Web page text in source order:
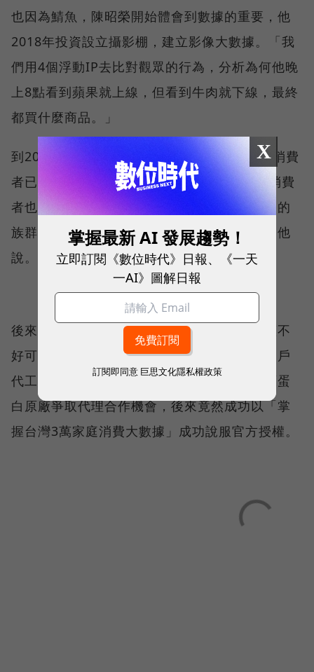
也因為鯖魚，陳昭榮開始體會到數據的重要，他
2018年投資設立攝影棚，建立影像大數據。「我
們用4個浮動IP去比對觀眾的行為，分析為何他晚
上8點看到蘋果就上線，但看到牛肉就下線，最終
都買什麼商品。」
到2018～2019年，陳昭榮從數據發現，主力消費
者已經擴張到34～55歲，顯示年齡大一層的消費
者也開始使用智慧手機上網，過去看電視購物的
族群逐漸轉往看網路直播，「商機變大了！」他
說。
後來觀眾也開始問：「除了鯖魚很健康，膝蓋不
好可以吃什麼？」也讓他想起當年幫直銷業客戶
代工健康食品是門好生意，他轉而向日本膠原蛋
白原廠爭取代理合作機會，後來竟然成功以「掌
握台灣3萬家庭消費大數據」成功說服官方授權。
X
掌握最新 AI 發展趨勢！
立即訂閱《數位時代》日報、《一天
一AI》圖解日報
訂閱即同意 巨思文化隱私權政策